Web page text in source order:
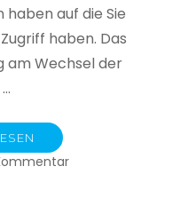
auf die Sie
haben. Das
am Wechsel der
zu